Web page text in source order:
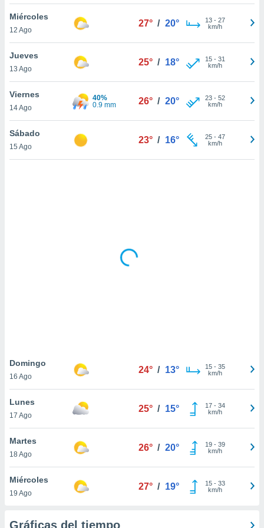
de
sitio
de que
sean
para
ni para
únicos
similares
como
IP
posible
traten tus
en
Para
Miércoles
12 Ago
27° / 20° 13- 27
km/h
Jueves
13 Ago
25° / 18° 15- 31
km/h
Viernes
14 Ago
40%
0.9 mm
26° / 20° 23- 52
km/h
Sábado
15 Ago
23° / 16° 25- 47
km/h
Domingo
16 Ago
24° / 13° 15- 35
km/h
Lunes
17 Ago
25° / 15° 17- 34
km/h
Martes
18 Ago
26° / 20° 19- 39
km/h
Miércoles
19 Ago
27° / 19° 15- 33
km/h
Gráficas del tiempo